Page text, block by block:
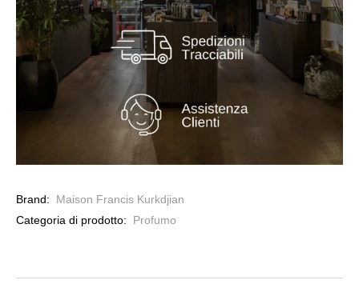
Brand:
Maison Francis Kurkdjian
Categoria di prodotto:
Profumo